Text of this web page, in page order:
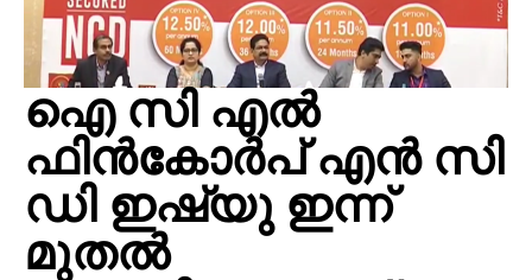
ഐ സി എല്‍
ഫിന്‍കോര്‍പ് എന്‍ സി
ഡി ഇഷ്യു ഇന്ന്
മുതല്‍